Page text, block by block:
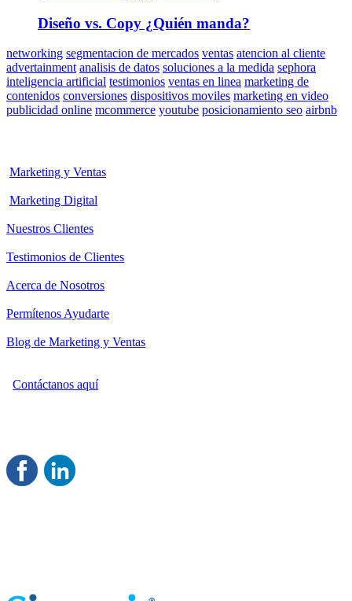
Diseño vs. Copy ¿Quién manda?
networking segmentacion de mercados ventas atencion al cliente
advertainment analisis de datos soluciones a la medida sephora
inteligencia artificial testimonios ventas en linea marketing de
contenidos conversiones dispositivos moviles marketing en video
publicidad online mcommerce youtube posicionamiento seo airbnb
Marketing y Ventas
Marketing Digital
Nuestros Clientes
Testimonios de Clientes
Acerca de Nosotros
Permítenos Ayudarte
Blog de Marketing y Ventas
Contáctanos aquí